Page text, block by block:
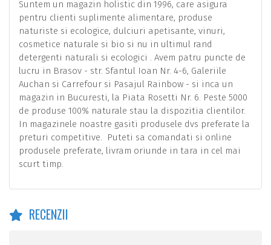
Suntem un magazin holistic din 1996, care asigura
pentru clienti suplimente alimentare, produse
naturiste si ecologice, dulciuri apetisante, vinuri,
cosmetice naturale si bio si nu in ultimul rand
detergenti naturali si ecologici . Avem patru puncte de
lucru in Brasov - str. Sfantul Ioan Nr. 4-6, Galeriile
Auchan si Carrefour si Pasajul Rainbow - si inca un
magazin in Bucuresti, la Piata Rosetti Nr. 6. Peste 5000
de produse 100% naturale stau la dispozitia clientilor.
In magazinele noastre gasiti produsele dvs preferate la
preturi competitive. Puteti sa comandati si online
produsele preferate, livram oriunde in tara in cel mai
scurt timp.
RECENZII